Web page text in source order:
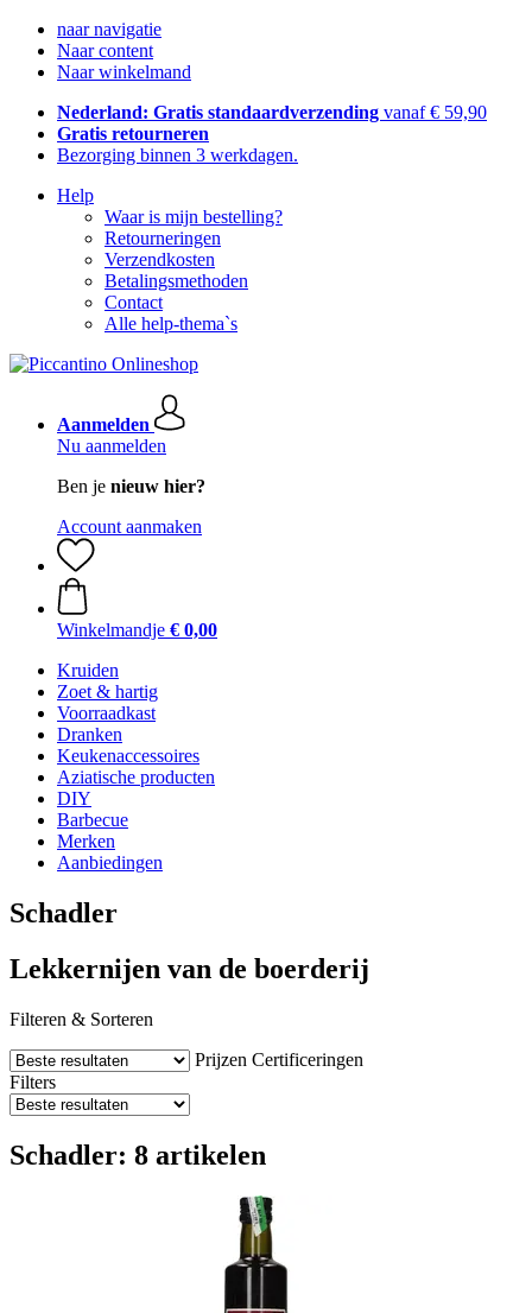
naar navigatie
Naar content
Naar winkelmand
Nederland: Gratis standaardverzending vanaf € 59,90
Gratis retourneren
Bezorging binnen 3 werkdagen.
Help
Waar is mijn bestelling?
Retourneringen
Verzendkosten
Betalingsmethoden
Contact
Alle help-thema`s
Aanmelden
Nu aanmelden
Ben je nieuw hier?
Account aanmaken
Winkelmandje € 0,00
Kruiden
Zoet & hartig
Voorraadkast
Dranken
Keukenaccessoires
Aziatische producten
DIY
Barbecue
Merken
Aanbiedingen
Schadler
Lekkernijen van de boerderij
Filteren & Sorteren
Prijzen Certificeringen
Filters
Schadler: 8 artikelen